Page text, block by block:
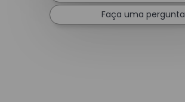
Faça uma pergunta